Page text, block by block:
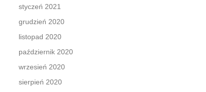
styczeń 2021
grudzień 2020
listopad 2020
październik 2020
wrzesień 2020
sierpień 2020